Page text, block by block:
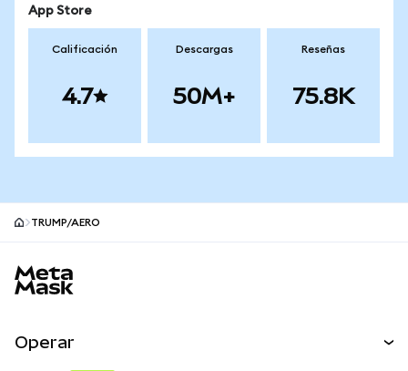
App Store
Calificación
4.7
Descargas
50M+
Reseñas
75.8K
TRUMP/AERO
Operar